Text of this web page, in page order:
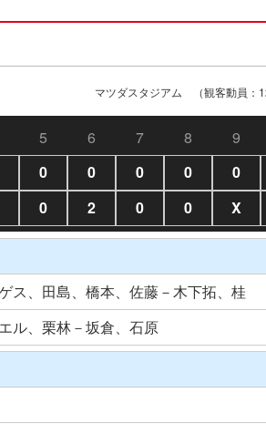
マツダスタジアム （観客動員：
5 6 7 8 9
0 0 0 0 0
0 2 0 0 X
ス、田島、橋本、佐藤－木下拓、桂
ル、栗林－坂倉、石原